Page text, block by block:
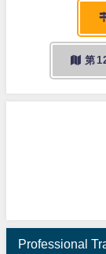
第
Professional